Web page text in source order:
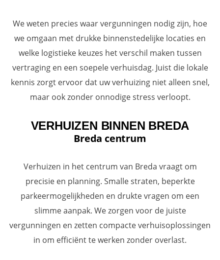
We weten precies waar vergunningen nodig zijn, hoe
we omgaan met drukke binnenstedelijke locaties en
welke logistieke keuzes het verschil maken tussen
vertraging en een soepele verhuisdag. Juist die lokale
kennis zorgt ervoor dat uw verhuizing niet alleen snel,
maar ook zonder onnodige stress verloopt.
VERHUIZEN BINNEN BREDA
Breda centrum
Verhuizen in het centrum van Breda vraagt om
precisie en planning. Smalle straten, beperkte
parkeermogelijkheden en drukte vragen om een
slimme aanpak. We zorgen voor de juiste
vergunningen en zetten compacte verhuisoplossingen
in om efficiënt te werken zonder overlast.